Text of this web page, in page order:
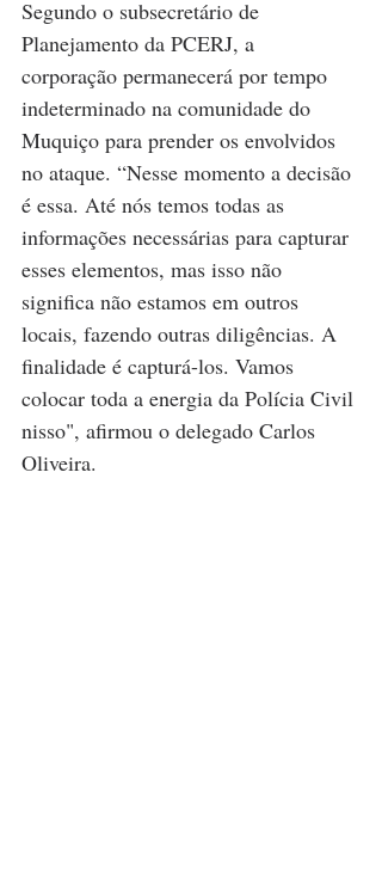
Segundo o subsecretário de
Planejamento da PCERJ, a
corporação permanecerá por tempo
indeterminado na comunidade do
Muquiço para prender os envolvidos
no ataque. “Nesse momento a decisão
é essa. Até nós temos todas as
informações necessárias para capturar
esses elementos, mas isso não
significa não estamos em outros
locais, fazendo outras diligências. A
finalidade é capturá-los. Vamos
colocar toda a energia da Polícia Civil
nisso", afirmou o delegado Carlos
Oliveira.